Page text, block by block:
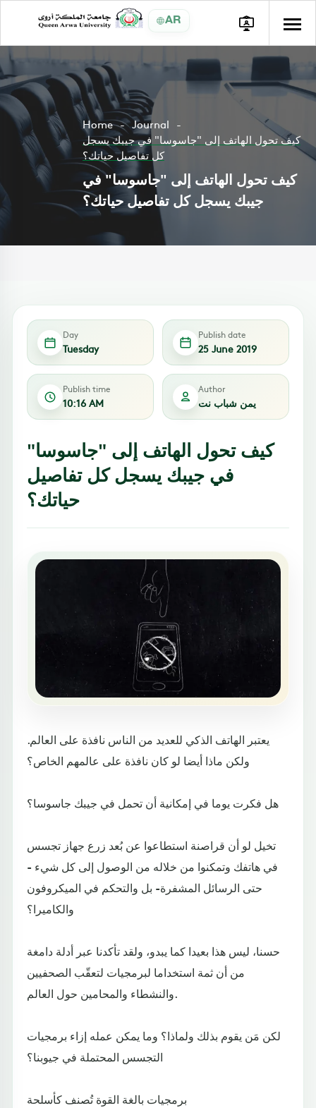
AR
Home
Journal
كيف تحول الهاتف إلى "جاسوسا" في جيبك يسجل
كل تفاصيل حياتك؟
كيف تحول الهاتف إلى "جاسوسا" في
جيبك يسجل كل تفاصيل حياتك؟
Day
Tuesday
Publish date
25 June 2019
Publish time
10:16 AM
Author
يمن شباب نت
كيف تحول الهاتف إلى "جاسوسا"
في جيبك يسجل كل تفاصيل
حياتك؟
يعتبر الهاتف الذكي للعديد من الناس نافذة على العالم.
ولكن ماذا أيضا لو كان نافذة على عالمهم الخاص؟
هل فكرت يوما في إمكانية أن تحمل في جيبك جاسوسا؟
تخيل لو أن قراصنة استطاعوا عن بُعد زرع جهاز تجسس
في هاتفك وتمكنوا من خلاله من الوصول إلى كل شيء -
حتى الرسائل المشفرة- بل والتحكم في الميكروفون
والكاميرا؟
حسنا، ليس هذا بعيدا كما يبدو، ولقد تأكدنا عبر أدلة دامغة
من أن ثمة استخداما لبرمجيات لتعقّب الصحفيين
والنشطاء والمحامين حول العالم.
لكن مَن يقوم بذلك ولماذا؟ وما يمكن عمله إزاء برمجيات
التجسس المحتملة في جيوبنا؟
برمجيات بالغة القوة تُصنف كأسلحة